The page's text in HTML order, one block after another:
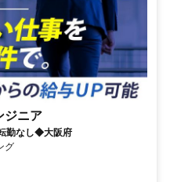
ジニア
勤なし◆大阪府
グ